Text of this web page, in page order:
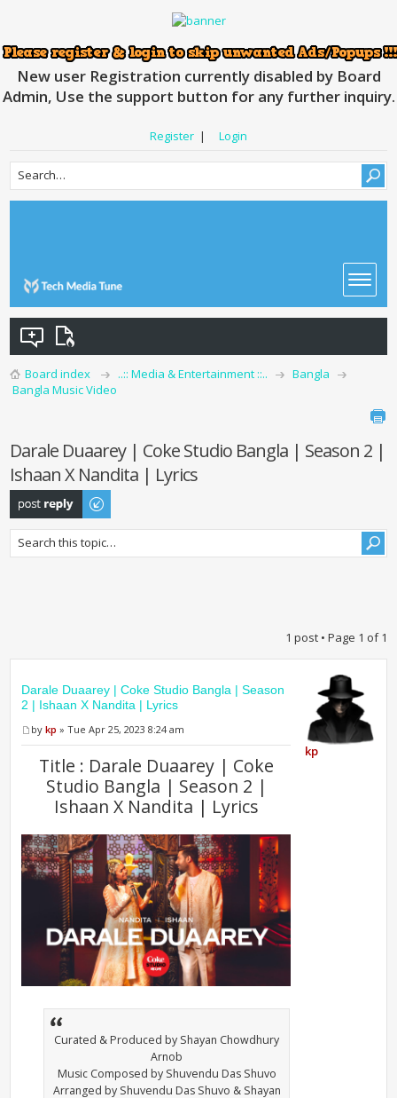
New user Registration currently disabled by Board
Admin, Use the support button for any further inquiry.
Register | Login
Board index ..:: Media & Entertainment ::..
Bangla
Bangla Music Video
Darale Duaarey | Coke Studio Bangla | Season 2 |
Ishaan X Nandita | Lyrics
Post a reply
1 post • Page 1 of1
Darale Duaarey | Coke Studio Bangla | Season
2 | Ishaan X Nandita | Lyrics
bykp » Tue Apr 25, 2023 8:24 am
Title : Darale Duaarey | Coke
Studio Bangla | Season 2 |
Ishaan X Nandita | Lyrics
Curated & Produced by Shayan Chowdhury
Arnob
Music Composed by Shuvendu Das Shuvo
Arranged by Shuvendu Das Shuvo & Shayan
kp